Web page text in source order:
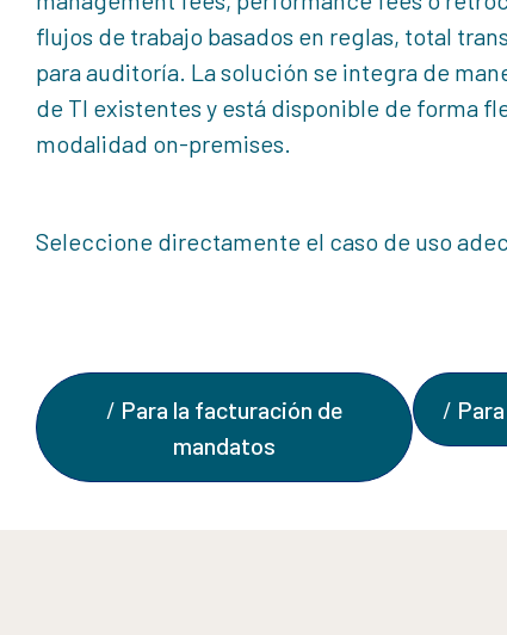
flujos de trabajo basados en reglas, total
para auditoría. La solución se integra de
de TI existentes y está disponible de forma
modalidad on-premises.
Seleccione directamente el caso de uso
Para la facturación de
mandatos